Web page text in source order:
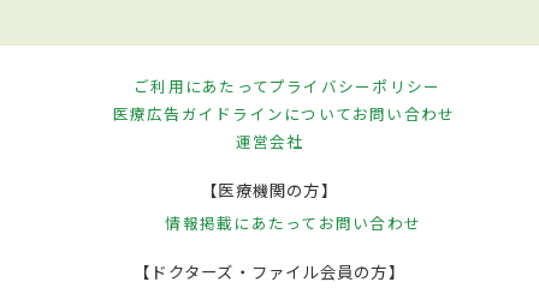
ご利用にあたってプライバシーポリシー
医療広告ガイドラインについてお問い合わせ
運営会社
【医療機関の方】
情報掲載にあたって お問い合わせ
【ドクターズ・ファイル会員の方】